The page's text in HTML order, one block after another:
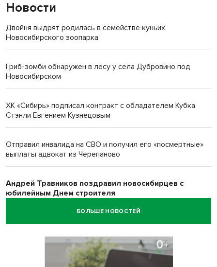
Новости
Двойня выдрят родилась в семействе куньих
Новосибирского зоопарка
Гриб-зомби обнаружен в лесу у села Дубровино под
Новосибирском
ХК «Сибирь» подписал контракт с обладателем Кубка
Стэнли Евгением Кузнецовым
Отправил инвалида на СВО и получил его «посмертные»
выплаты адвокат из Черепаново
Андрей Травников поздравил новосибирцев с
юбилейным Днем строителя
Ученики новосибирского лицея победили в
Остановку электричек о.п. Радуга Сибири начали строить
БОЛЬШЕ НОВОСТЕЙ